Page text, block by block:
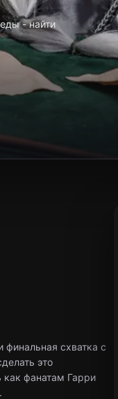
- найти
схватка с
это
как фанатам Гарри